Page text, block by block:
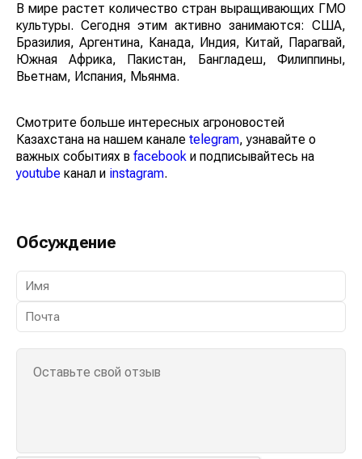
В мире растет количество стран выращивающих ГМО
культуры. Сегодня этим активно занимаются: США,
Бразилия, Аргентина, Канада, Индия, Китай, Парагвай,
Южная Африка, Пакистан, Бангладеш, Филиппины,
Вьетнам, Испания, Мьянма.
Смотрите больше интересных агроновостей
Казахстана на нашем канале telegram, узнавайте о
важных событиях в facebook и подписывайтесь на
youtube канал и instagram.
Обсуждение